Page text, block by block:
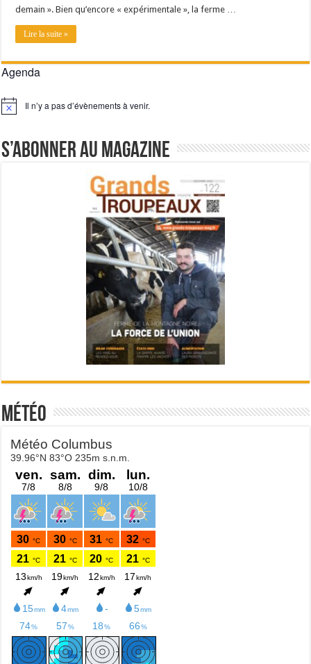
demain ». Bien qu’encore « expérimentale », la ferme …
Lire la suite »
Agenda
Notice Il n’y a pas d’évènements à venir.
S’abonner au magazine
Météo